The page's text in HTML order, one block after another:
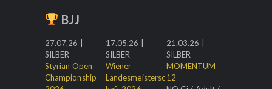
BJJ
27.07.26 |
SILBER
Styrian Open
Championship
17.05.26 |
SILBER
Wiener
Landesmeistersc
21.03.26 |
SILBER
MOMENTUM
12